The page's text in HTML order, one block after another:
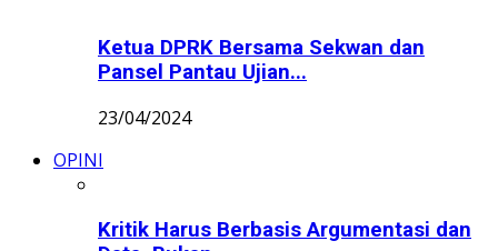
Ketua DPRK Bersama Sekwan dan
Pansel Pantau Ujian...
23/04/2024
OPINI
Kritik Harus Berbasis Argumentasi dan